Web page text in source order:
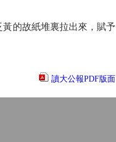
的故紙堆裏拉出來，賦予
讀大公報PDF版面